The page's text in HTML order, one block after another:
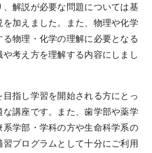
解説が必要な問題については基
加えました。また、物理や化学
物理・化学の理解に必要となる
考え方を理解する内容にしまし
指し学習を開始される方にとっ
講座です。また、歯学部や薬学
学部・学科の方や生命科学系の
プログラムとして十分にご利用